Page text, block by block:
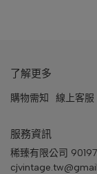
了解更多
購物需知 線上客服
服務資訊
稀臻有限公司